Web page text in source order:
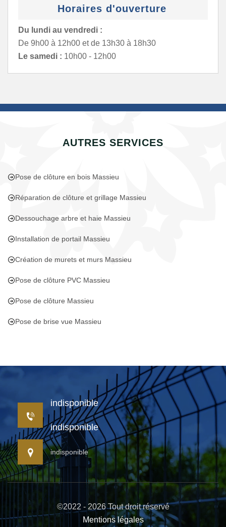
Horaires d'ouverture
Du lundi au vendredi :
De 9h00 à 12h00 et de 13h30 à 18h30
Le samedi : 10h00 - 12h00
AUTRES SERVICES
Pose de clôture en bois Massieu
Réparation de clôture et grillage Massieu
Dessouchage arbre et haie Massieu
Installation de portail Massieu
Création de murets et murs Massieu
Pose de clôture PVC Massieu
Pose de clôture Massieu
Pose de brise vue Massieu
indisponible
indisponible
indisponible
©2022 - 2026 Tout droit réservé
Mentions légales